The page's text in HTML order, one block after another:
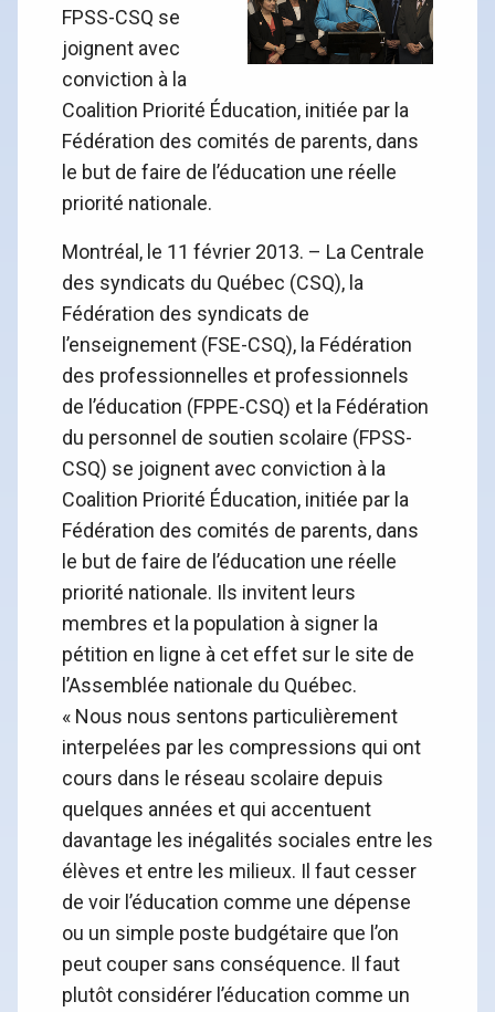
FPSS-CSQ se
joignent avec
conviction à la
Coalition Priorité Éducation, initiée par la
Fédération des comités de parents, dans
le but de faire de l’éducation une réelle
priorité nationale.
Montréal, le 11 février 2013. – La Centrale
des syndicats du Québec (CSQ), la
Fédération des syndicats de
l’enseignement (FSE-CSQ), la Fédération
des professionnelles et professionnels
de l’éducation (FPPE-CSQ) et la Fédération
du personnel de soutien scolaire (FPSS-
CSQ) se joignent avec conviction à la
Coalition Priorité Éducation, initiée par la
Fédération des comités de parents, dans
le but de faire de l’éducation une réelle
priorité nationale. Ils invitent leurs
membres et la population à signer la
pétition en ligne à cet effet sur le site de
l’Assemblée nationale du Québec.
« Nous nous sentons particulièrement
interpelées par les compressions qui ont
cours dans le réseau scolaire depuis
quelques années et qui accentuent
davantage les inégalités sociales entre les
élèves et entre les milieux. Il faut cesser
de voir l’éducation comme une dépense
ou un simple poste budgétaire que l’on
peut couper sans conséquence. Il faut
plutôt considérer l’éducation comme un